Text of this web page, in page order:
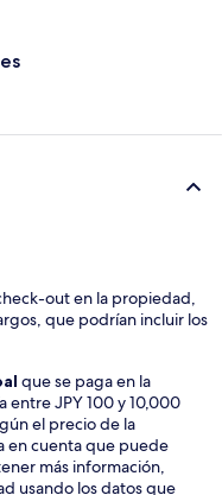
out en la propiedad,
que podrían incluir los
que se paga en la
entre JPY 100 y 10,000
el precio de la
en cuenta que puede
más información,
usando los datos que